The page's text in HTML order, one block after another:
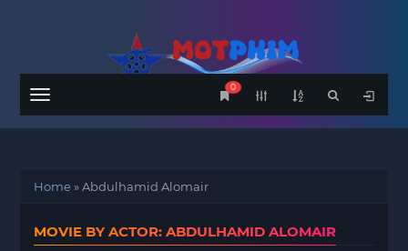
Menu
0
Home»Abdulhamid Alomair
MOVIE BY ACTOR: ABDULHAMID ALOMAIR